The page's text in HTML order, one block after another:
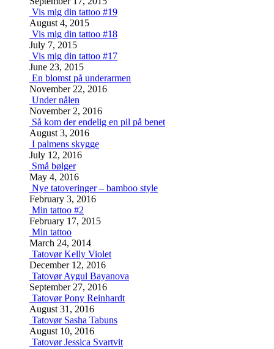
Vis mig din tattoo #19
August 4, 2015
Vis mig din tattoo #18
July 7, 2015
Vis mig din tattoo #17
June 23, 2015
En blomst på underarmen
November 22, 2016
Under nålen
November 2, 2016
Så kom der endelig en pil på benet
August 3, 2016
I palmens skygge
July 12, 2016
Små bølger
May 4, 2016
Nye tatoveringer – bamboo style
February 3, 2016
Min tattoo #2
February 17, 2015
Min tattoo
March 24, 2014
Tatovør Kelly Violet
December 12, 2016
Tatovør Aygul Bayanova
September 27, 2016
Tatovør Pony Reinhardt
August 31, 2016
Tatovør Sasha Tabuns
August 10, 2016
Tatovør Jessica Svartvit